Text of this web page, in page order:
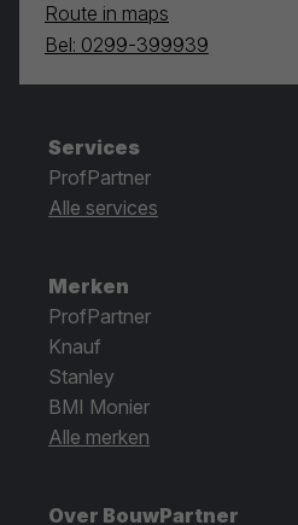
Route in maps
Bel: 0299-399939
Services
ProfPartner
Alle services
Merken
ProfPartner
Knauf
Stanley
BMI Monier
Alle merken
Over BouwPartner